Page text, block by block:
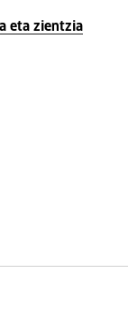
eta zientzia